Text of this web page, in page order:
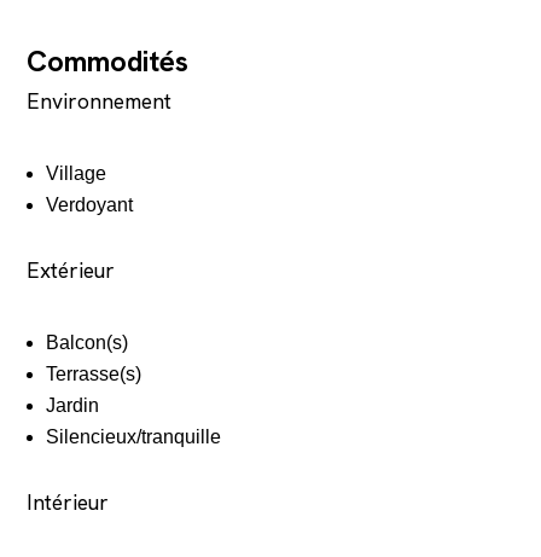
Commodités
Environnement
Village
Verdoyant
Extérieur
Balcon(s)
Terrasse(s)
Jardin
Silencieux/tranquille
Intérieur